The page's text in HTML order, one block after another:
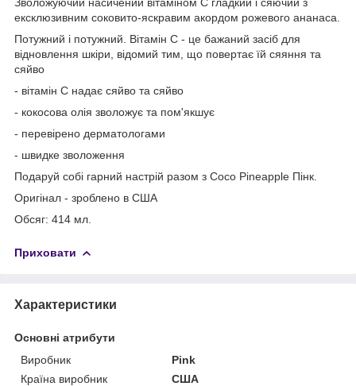
ексклюзивним соковито-яскравим акордом рожевого ананаса.
Потужний і потужний. Вітамін С - це бажаний засіб для
відновлення шкіри, відомий тим, що повертає їй сяяння та
сяйво
- вітамін С надає сяйво та сяйво
- кокосова олія зволожує та пом'якшує
- перевірено дерматологами
- швидке зволоження
Подаруй собі гарний настрій разом з Coco Pineapple Пінк.
Оригінал - зроблено в США
Обсяг: 414 мл.
Приховати
Характеристики
Основні атрибути
Виробник
Pink
Країна виробник
США